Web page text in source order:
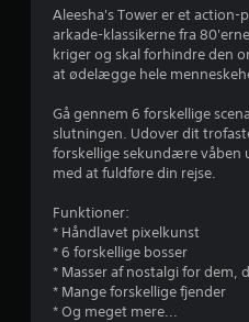
Aleesha's Tower er et
arkade-klassikerne fra
kriger og skal forhindre den
at ødelægge hele
Gå gennem 6 forskellige
slutningen. Udover dit
forskellige sekundære våben
med at fuldføre din rejse.
Funktioner:
* Håndlavet pixelkunst
* 6 forskellige bosser
* Masser af nostalgi for dem,
* Mange forskellige fjender
* Og meget mere...